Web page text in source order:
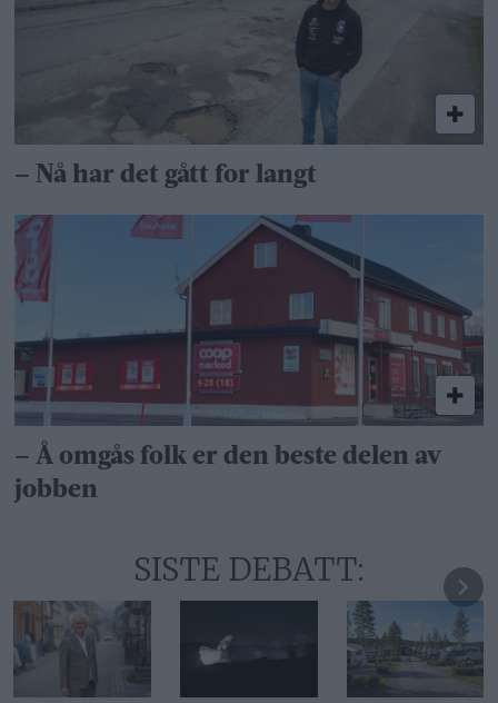
– Nå har det gått for langt
– Å omgås folk er den beste delen av
jobben
SISTE DEBATT: